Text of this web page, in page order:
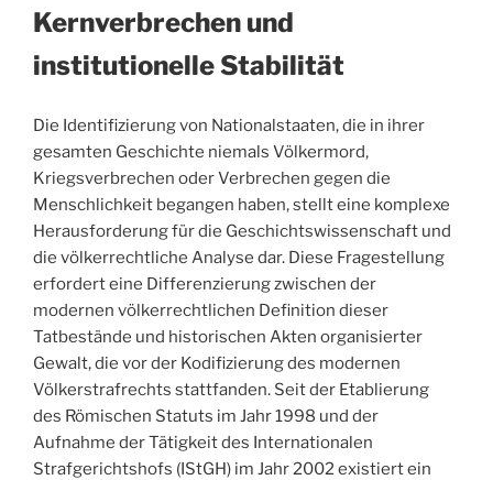
Kernverbrechen und
institutionelle Stabilität
Die Identifizierung von Nationalstaaten, die in ihrer
gesamten Geschichte niemals Völkermord,
Kriegsverbrechen oder Verbrechen gegen die
Menschlichkeit begangen haben, stellt eine komplexe
Herausforderung für die Geschichtswissenschaft und
die völkerrechtliche Analyse dar. Diese Fragestellung
erfordert eine Differenzierung zwischen der
modernen völkerrechtlichen Definition dieser
Tatbestände und historischen Akten organisierter
Gewalt, die vor der Kodifizierung des modernen
Völkerstrafrechts stattfanden. Seit der Etablierung
des Römischen Statuts im Jahr 1998 und der
Aufnahme der Tätigkeit des Internationalen
Strafgerichtshofs (IStGH) im Jahr 2002 existiert ein